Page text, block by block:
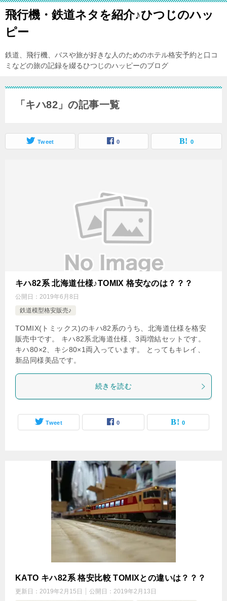
飛行機・鉄道ネタを紹介♪ひつじのハッ
ピー
鉄道、飛行機、バスや旅が好きな人のためのホテル格安予約と口コ
ミなどの旅の記録を綴るひつじのハッピーのブログ
「キハ82」の記事一覧
Tweet 0 0
キハ82系 北海道仕様♪TOMIX 格安なのは？？？
公開日： 2019年6月8日
鉄道模型格安販売♪
TOMIX(トミックス)のキハ82系のうち、北海道仕様を格安
販売中です。 キハ82系北海道仕様、3両増結セットです。
キハ80×2、キシ80×1両入っています。 とってもキレイ、
新品同様美品です。
続きを読む
Tweet 0 0
KATO キハ82系 格安比較 TOMIXとの違いは？？？
更新日： 2019年2月15日 公開日： 2019年2月13日